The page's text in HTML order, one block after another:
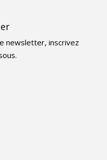
newsletter, inscrivez